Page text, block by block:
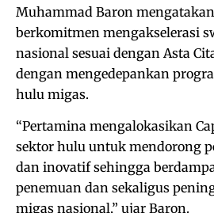
Muhammad Baron
berkomitmen mengakselerasi
nasional sesuai dengan Asta
dengan mengedepankan
hulu migas.
“Pertamina mengalokasikan
sektor hulu untuk mendorong
dan inovatif sehingga
penemuan dan sekaligus
migas nasional,” ujar Baron.